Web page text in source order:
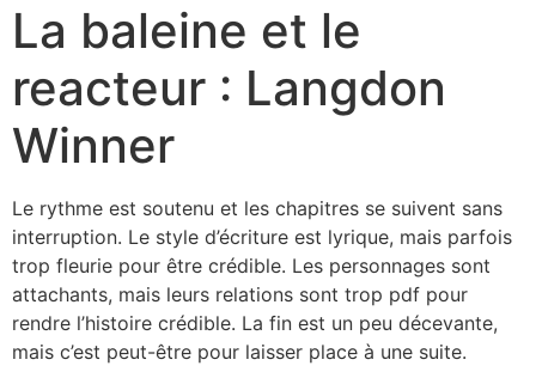
La baleine et le
reacteur : Langdon
Winner
Le rythme est soutenu et les chapitres se suivent sans
interruption. Le style d’écriture est lyrique, mais parfois
trop fleurie pour être crédible. Les personnages sont
attachants, mais leurs relations sont trop pdf pour
rendre l’histoire crédible. La fin est un peu décevante,
mais c’est peut-être pour laisser place à une suite.